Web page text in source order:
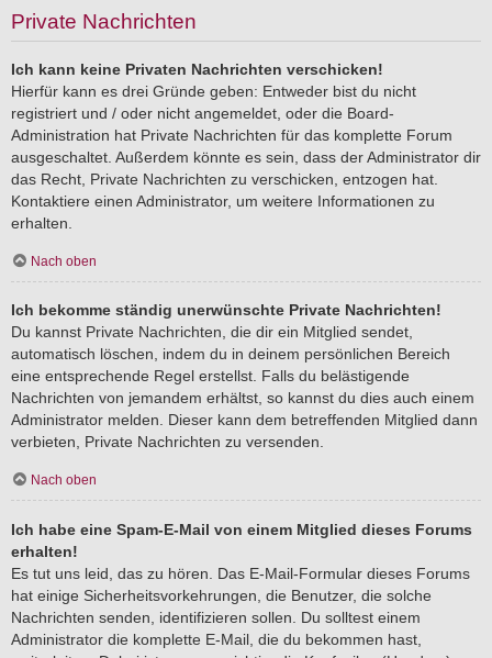
Private Nachrichten
Ich kann keine Privaten Nachrichten verschicken!
Hierfür kann es drei Gründe geben: Entweder bist du nicht
registriert und / oder nicht angemeldet, oder die Board-
Administration hat Private Nachrichten für das komplette Forum
ausgeschaltet. Außerdem könnte es sein, dass der Administrator dir
das Recht, Private Nachrichten zu verschicken, entzogen hat.
Kontaktiere einen Administrator, um weitere Informationen zu
erhalten.
Nach oben
Ich bekomme ständig unerwünschte Private Nachrichten!
Du kannst Private Nachrichten, die dir ein Mitglied sendet,
automatisch löschen, indem du in deinem persönlichen Bereich
eine entsprechende Regel erstellst. Falls du belästigende
Nachrichten von jemandem erhältst, so kannst du dies auch einem
Administrator melden. Dieser kann dem betreffenden Mitglied dann
verbieten, Private Nachrichten zu versenden.
Nach oben
Ich habe eine Spam-E-Mail von einem Mitglied dieses Forums
erhalten!
Es tut uns leid, das zu hören. Das E-Mail-Formular dieses Forums
hat einige Sicherheitsvorkehrungen, die Benutzer, die solche
Nachrichten senden, identifizieren sollen. Du solltest einem
Administrator die komplette E-Mail, die du bekommen hast,